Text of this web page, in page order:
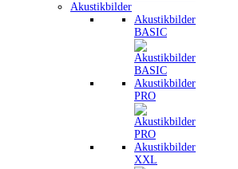
Akustikbilder
Akustikbilder
BASIC
Akustikbilder
PRO
Akustikbilder
XXL